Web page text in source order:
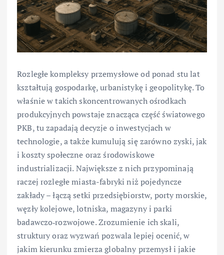
Rozległe kompleksy przemysłowe od ponad stu lat
kształtują gospodarkę, urbanistykę i geopolitykę. To
właśnie w takich skoncentrowanych ośrodkach
produkcyjnych powstaje znacząca część światowego
PKB, tu zapadają decyzje o inwestycjach w
technologie, a także kumulują się zarówno zyski, jak
i koszty społeczne oraz środowiskowe
industrializacji. Największe z nich przypominają
raczej rozległe miasta-fabryki niż pojedyncze
zakłady – łączą setki przedsiębiorstw, porty morskie,
węzły kolejowe, lotniska, magazyny i parki
badawczo‑rozwojowe. Zrozumienie ich skali,
struktury oraz wyzwań pozwala lepiej ocenić, w
jakim kierunku zmierza globalny przemysł i jakie